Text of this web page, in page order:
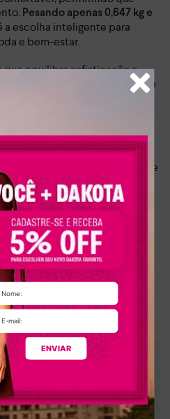
ENVIAR
Pesando apenas 0,647 kg e
a escolha inteligente para
e bem-estar.
que equilibra sofisticação e
versátil. Ideal para o dia a dia
ela se adapta a qualquer
alta qualidade assegura
tornando-a uma
para o seu guarda-
com um calçado que
looks, mas também cuida de
sensação de conforto
único acessório e adicione
Esta sandália
para a mulher moderna.
a oportunidade de ter um